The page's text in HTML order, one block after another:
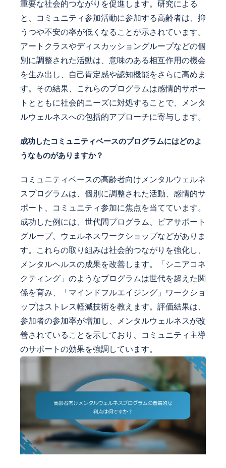
重要な社会的つながりを促進します。研究による
と、コミュニティ参加活動に参加する高齢者は、抑
うつや不安の率が低くなることが示されています。
アートクラスやディスカッショングループなどの個
別に調整された活動は、意味のある相互作用の機会
を生み出し、自己肯定感や認知機能をさらに高めま
す。その結果、これらのプログラムは感情的サポー
トとともに社会的ニーズに対処することで、メンタ
ルウェルネスへの包括的アプローチに寄与します。
成功したコミュニティベースのプログラムにはどのよ
うなものがありますか？
コミュニティベースの高齢者向けメンタルウェルネ
スプログラムは、個別に調整された活動、感情的サ
ポート、コミュニティ参加に焦点を当てています。
成功した例には、世代間プログラム、ピアサポート
グループ、ウェルネスワークショップなどがありま
す。これらの取り組みは社会的つながりを強化し、
メンタルヘルスの成果を改善します。「シニアコネ
クティング」のようなプログラムは世代を超えた関
係を育み、「マインドフルエイジング」ワークショ
ップはストレス軽減技術を教えます。評価結果は、
参加者の参加率が増加し、メンタルウェルネスが改
善されていることを示しており、コミュニティ主導
のサポートの効果を強調しています。